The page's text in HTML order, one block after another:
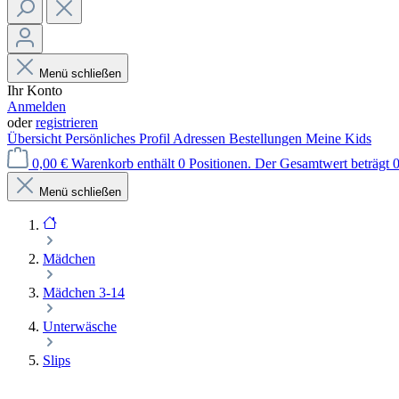
Menü schließen
Ihr Konto
Anmelden
oderregistrieren
Übersicht Persönliches Profil Adressen Bestellungen Meine Kids
0,00 € Warenkorb enthält 0 Positionen. Der Gesamtwert beträgt
Menü schließen
Mädchen
Mädchen 3-14
Unterwäsche
Slips